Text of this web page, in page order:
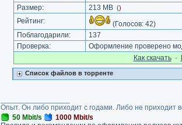
Размер:
213 MB ()
Рейтинг: (Голосов: 42)
Поблагодарили:
137
Проверка:
Оформление проверено
Как cкачать·
Список файлов в торренте
Опыт. Он либо приходит с годами. Либо не приходит
50 Mbit/s
1000 Mbit/s